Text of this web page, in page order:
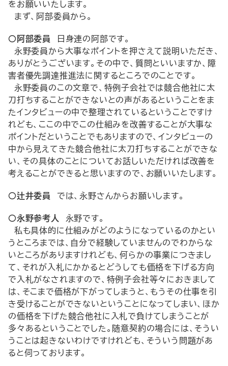
をお願いいたします。
まず、阿部委員から。
○阿部委員
日身連の阿部です。
永野委員から大事なポイントを押さえて説明いただき、
ありがとうございます。その中で、質問といいますか、障
害者優先調達推進法に関するところでのことです。
永野委員のこの文章で、特例子会社では競合他社に太
刀打ちすることができないとの声があるということをま
たインタビューの中で整理されているということですけ
れども、ここの中でこの仕組みを改善することが大事な
ポイントだということでもありますので、インタビューの
中から見えてきた競合他社に太刀打ちすることができな
い、その具体のことについてお話しいただければ改善を
考えることができると思いますので、お願いいたします。
○辻井委員 では、永野さんからお願いします。
○永野参考人
永野です。
私も具体的に仕組みがどのようになっているのかとい
うところまでは、自分で経験していませんのでわからな
いところがありますけれども、何らかの事業につきまし
て、それが入札にかかるとどうしても価格を下げる方向
で入札がなされますので、特例子会社等々におきまして
は、そこまで価格が下がってしまうと、もうその仕事を引
き受けることができないということになってしまい、ほか
の価格を下げた競合他社に入札で負けてしまうことが
多々あるということでした。随意契約の場合には、そうい
うことは起きないわけですけれども、そういう問題があ
ると伺っております。